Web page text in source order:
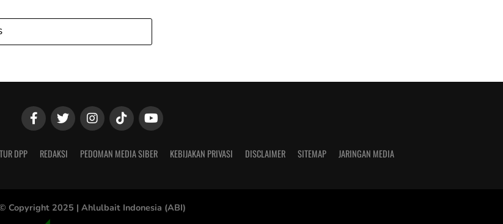
DPP REDAKSI PEDOMAN MEDIA SIBER KEBIJAKAN PRIVASI DISCLAIMER SITEMAP JARINGAN MEDIA
Copyright 2025 | Ahlulbait Indonesia (ABI)